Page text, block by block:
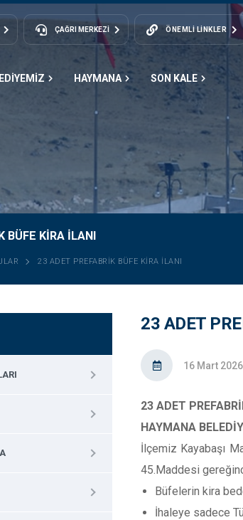
ÇAĞRI MERKEZİ ÖNEMLI LINKLER
HAYMANA SON KALE
BÜFE KİRA İLANI
23 ADET PREFABRİK BÜFE KİRA İLANI
23 ADET
16 Mart 2026
23 ADET
HAYMANA
İlçemiz Kayabaşı
45.Maddesi
Büfelerin kira
İhaleye sadece